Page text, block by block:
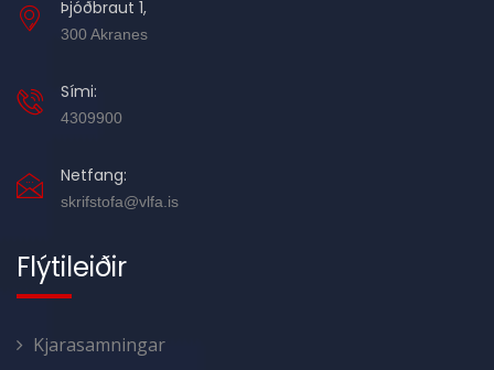
Þjóðbraut 1,
300 Akranes
Sími:
4309900
Netfang:
skrifstofa@vlfa.is
Flýtileiðir
Kjarasamningar